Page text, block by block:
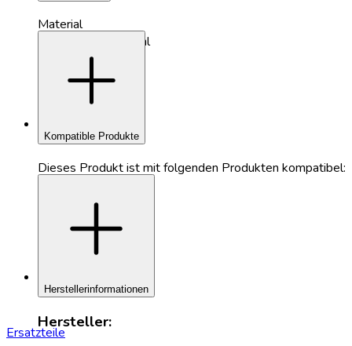
Material
Escheholz, Edelstahl
Anthrazit, Schwarz
add
Kompatible Produkte
Dieses Produkt ist mit folgenden Produkten kompatibel:
add
Herstellerinformationen
Hersteller:
Ersatzteile